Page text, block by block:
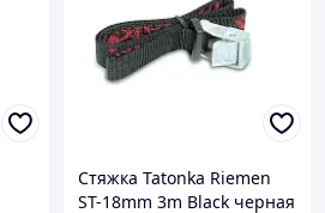
Стяжка Tatonka Riemen
ST-18mm 3m Black черная